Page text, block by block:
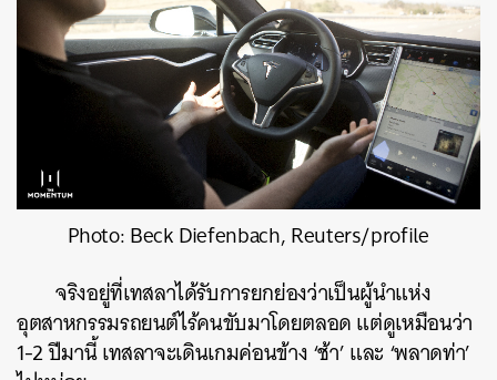
Photo: Beck Diefenbach, Reuters/profile
จริงอยู่ที่เทสลาได้รับการยกย่องว่าเป็นผู้นำแห่ง
อุตสาหกรรมรถยนต์ไร้คนขับมาโดยตลอด แต่ดูเหมือนว่า
1-2 ปีมานี้ เทสลาจะเดินเกมค่อนข้าง ‘ช้า’ และ ‘พลาดท่า’